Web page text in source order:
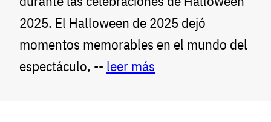
2025. El Halloween de 2025 dejó
momentos memorables en el mundo del
espectáculo, -- leer más